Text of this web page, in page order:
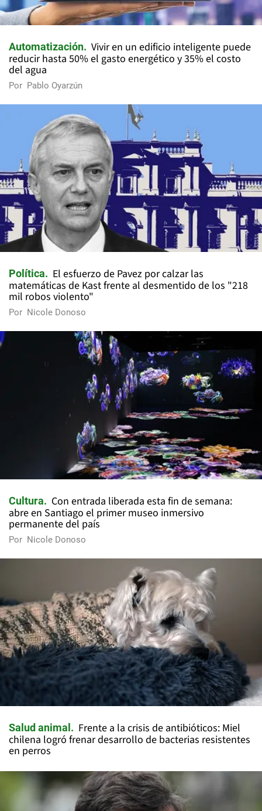
Automatización
Vivir en un edificio inteligente puede
reducir hasta 50% el gasto energético y 35% el costo
del agua
Por Pablo Oyarzún
Política
El esfuerzo de Pavez por calzar las
matemáticas de Kast frente al desmentido de los "218
mil robos violento"
Por Nicole Donoso
Cultura
Con entrada liberada esta fin de semana:
abre en Santiago el primer museo inmersivo
permanente del país
Por Nicole Donoso
Salud animal
Frente a la crisis de antibióticos: Miel
chilena logró frenar desarrollo de bacterias resistentes
en perros